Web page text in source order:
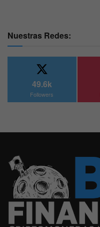
Nuestras Redes:
49.6k
Followers